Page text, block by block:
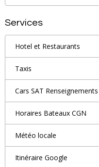
Services
Hotel et Restaurants
Taxis
Cars SAT Renseignements
Horaires Bateaux CGN
Météo locale
Itinéraire Google